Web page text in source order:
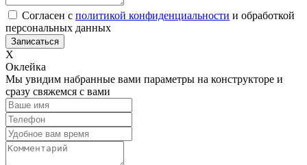
Согласен с политикой конфиденциальности и обработкой
персональных данных
Х
Оклейка
Мы увидим набранные вами параметры на конструкторе и
сразу свяжемся с вами